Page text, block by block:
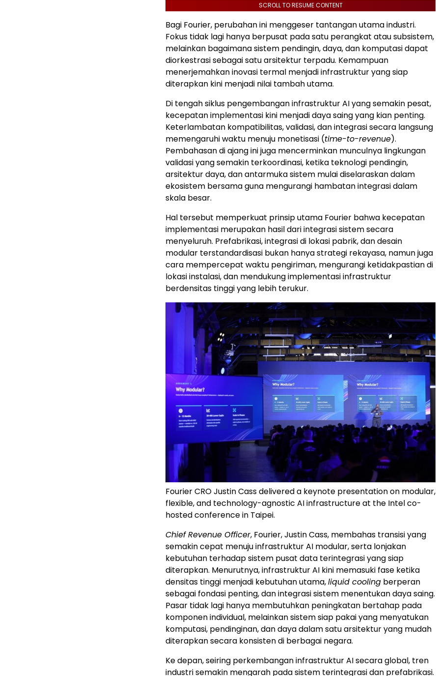
SCROLL TO RESUME CONTENT
Bagi Fourier, perubahan ini menggeser tantangan utama industri.
Fokus tidak lagi hanya berpusat pada satu perangkat atau subsistem,
melainkan bagaimana sistem pendingin, daya, dan komputasi dapat
diorkestrasi sebagai satu arsitektur terpadu. Kemampuan
menerjemahkan inovasi termal menjadi infrastruktur yang siap
diterapkan kini menjadi nilai tambah utama.
Di tengah siklus pengembangan infrastruktur AI yang semakin pesat,
kecepatan implementasi kini menjadi daya saing yang kian penting.
Keterlambatan kompatibilitas, validasi, dan integrasi secara langsung
memengaruhi waktu menuju monetisasi (time-to-revenue).
Pembahasan di ajang ini juga mencerminkan munculnya lingkungan
validasi yang semakin terkoordinasi, ketika teknologi pendingin,
arsitektur daya, dan antarmuka sistem mulai diselaraskan dalam
ekosistem bersama guna mengurangi hambatan integrasi dalam
skala besar.
Hal tersebut memperkuat prinsip utama Fourier bahwa kecepatan
implementasi merupakan hasil dari integrasi sistem secara
menyeluruh. Prefabrikasi, integrasi di lokasi pabrik, dan desain
modular terstandardisasi bukan hanya strategi rekayasa, namun juga
cara mempercepat waktu pengiriman, mengurangi ketidakpastian di
lokasi instalasi, dan mendukung implementasi infrastruktur
berdensitas tinggi yang lebih terukur.
Fourier CRO Justin Cass delivered a keynote presentation on modular,
flexible, and technology-agnostic AI infrastructure at the Intel co-
hosted conference in Taipei.
Chief Revenue Officer, Fourier, Justin Cass, membahas transisi yang
semakin cepat menuju infrastruktur AI modular, serta lonjakan
kebutuhan terhadap sistem pusat data terintegrasi yang siap
diterapkan. Menurutnya, infrastruktur AI kini memasuki fase ketika
densitas tinggi menjadi kebutuhan utama,liquid cooling berperan
sebagai fondasi penting, dan integrasi sistem menentukan daya saing.
Pasar tidak lagi hanya membutuhkan peningkatan bertahap pada
komponen individual, melainkan sistem siap pakai yang menyatukan
komputasi, pendinginan, dan daya dalam satu arsitektur yang mudah
diterapkan secara konsisten di berbagai negara.
Ke depan, seiring perkembangan infrastruktur AI secara global, tren
industri semakin mengarah pada sistem terintegrasi dan prefabrikasi.